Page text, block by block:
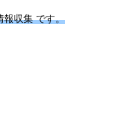
報収集 です。